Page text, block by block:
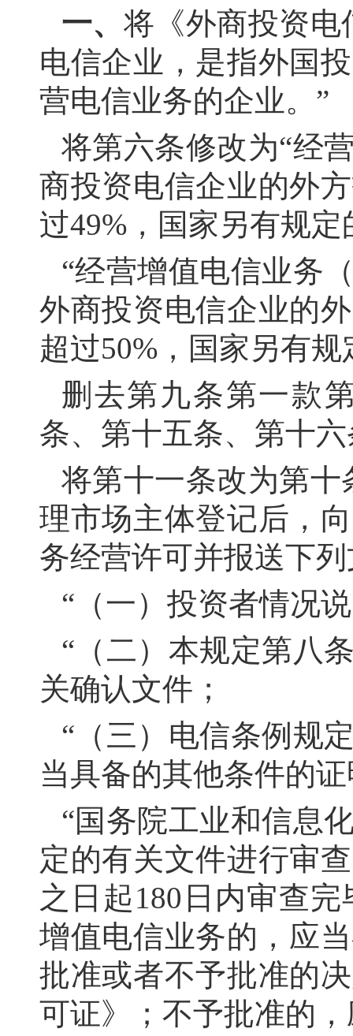
一、 将《外商投资电
电信企业，是指外国
营电信业务的企业。”
将第六条修改为“经
商投资电信企业的外
过49%，国家另有规定
“经营增值电信业务
外商投资电信企业的
超过50%，国家另有规
删去第九条第一款
条、第十五条、第十
将第十一条改为第十
理市场主体登记后，
务经营许可并报送下
“（一）投资者情况
“（二）本规定第八
关确认文件；
“（三）电信条例规
当具备的其他条件的
“国务院工业和信息
定的有关文件进行审
之日起180日内审查
增值电信业务的，应
批准或者不予批准的
可证》；不予批准的